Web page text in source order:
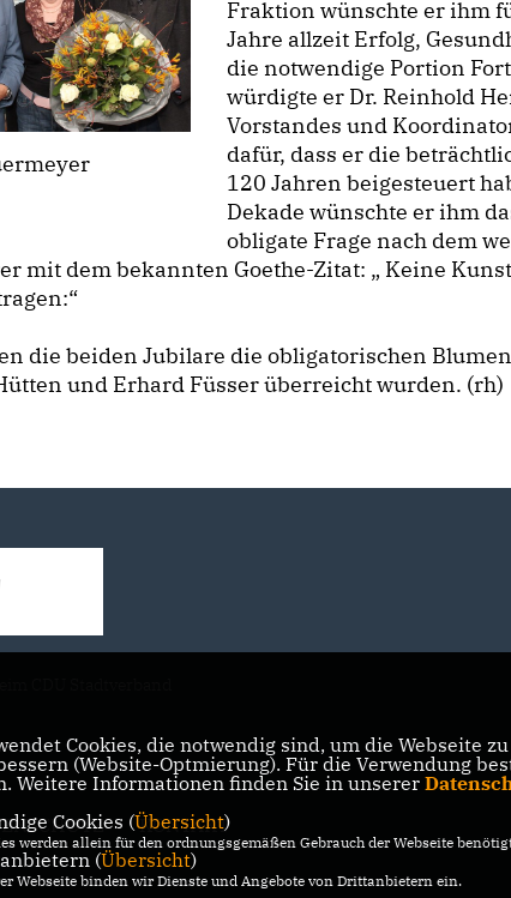
Fraktion wünschte er ihm
Jahre allzeit Erfolg,
die notwendige Portion
würdigte er Dr. Reinhold
Vorstandes und
dafür, dass er die
120 Jahren beigesteuert
Dekade wünschte er ihm
obligate Frage nach dem
mit dem bekannten Goethe-Zitat: „ Keine
die beiden Jubilare die obligatorischen
und Erhard Füsser überreicht wurden. (rh)
KONTAKT
Cookies, die notwendig sind, um die
(Website-Optmierung). Für die Verwendung
Weitere Informationen finden Sie in unserer
Cookies (Übersicht)
werden allein für den ordnungsgemäßen Gebrauch der Webseite
(Übersicht)
Webseite binden wir Dienste und Angebote von Drittanbietern ein.